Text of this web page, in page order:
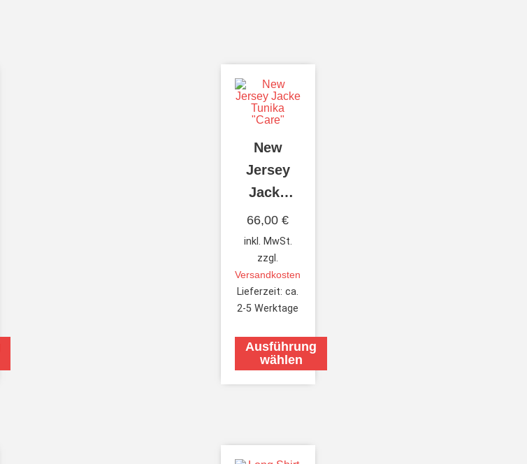
New
Jersey
Jacke
Tunika
“Care”
66,00€
inkl. MwSt.
zzgl.
Versandkosten
Lieferzeit:ca.
2-5 Werktage
Ausführung
wählen